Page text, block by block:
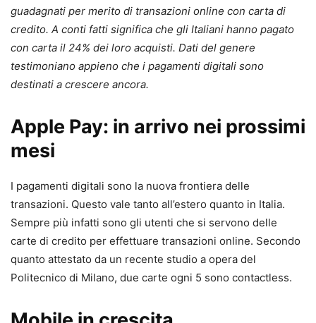
guadagnati per merito di transazioni online con carta di
credito. A conti fatti significa che gli Italiani hanno pagato
con carta il 24% dei loro acquisti. Dati del genere
testimoniano appieno che i pagamenti digitali sono
destinati a crescere ancora.
Apple Pay: in arrivo nei prossimi
mesi
I pagamenti digitali sono la nuova frontiera delle
transazioni. Questo vale tanto all’estero quanto in Italia.
Sempre più infatti sono gli utenti che si servono delle
carte di credito per effettuare transazioni online. Secondo
quanto attestato da un recente studio a opera del
Politecnico di Milano, due carte ogni 5 sono contactless.